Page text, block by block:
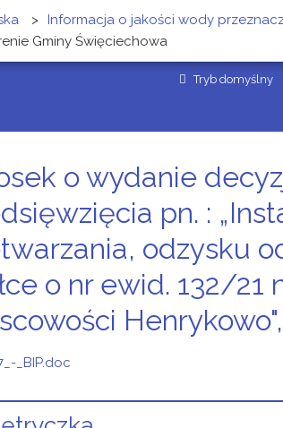
Tryb domyślny
> Informacja o jakości wody
Gminy Święciechowa
o wydanie
pn. :
odzysku
o nr ewid. 132/
_BIP.doc